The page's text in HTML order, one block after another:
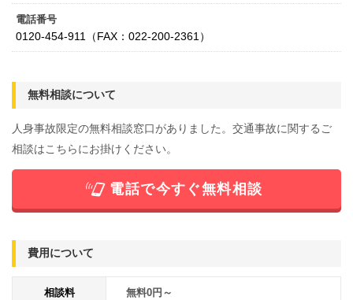
電話番号
0120-454-911（FAX：022‐200-2361）
無料相談について
人身事故限定の無料相談窓口がありました。交通事故に関するご
相談はこちらにお掛けください。
電話で今すぐ無料相談
費用について
相談料 無料0円～